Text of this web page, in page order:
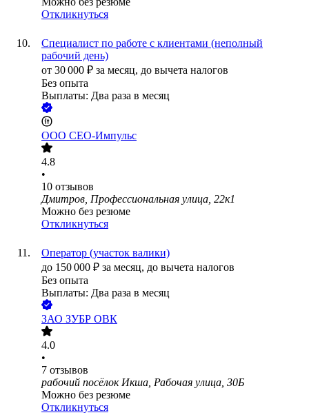
Откликнуться
Специалист по работе с клиентами (неполный
рабочий день)
от 30 000 ₽ за месяц, до вычета налогов
Без опыта
Выплаты: Два раза в месяц
ООО СЕО-Импульс
4.8
•
10 отзывов
Дмитров, Профессиональная улица, 22к1
Можно без резюме
Откликнуться
Оператор (участок валики)
до 150 000 ₽ за месяц, до вычета налогов
Без опыта
Выплаты: Два раза в месяц
ЗАО ЗУБР ОВК
4.0
•
7 отзывов
рабочий посёлок Икша, Рабочая улица, 30Б
Можно без резюме
Откликнуться